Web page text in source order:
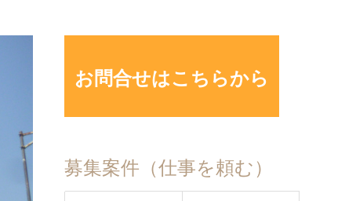
お問合せはこちらから
募集案件（仕事を頼む）